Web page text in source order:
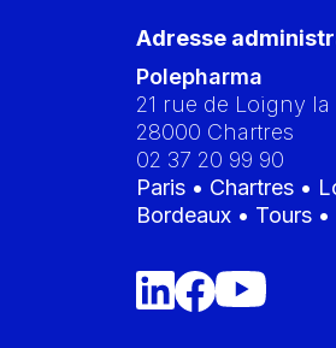
Adresse
Polepharma
21 rue de Loigny la
28000 Chartres
02 37 20 99 90
Paris • Chartres •
Bordeaux • Tours